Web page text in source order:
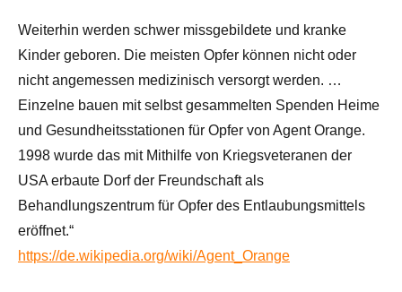
Weiterhin werden schwer missgebildete und kranke
Kinder geboren. Die meisten Opfer können nicht oder
nicht angemessen medizinisch versorgt werden. …
Einzelne bauen mit selbst gesammelten Spenden Heime
und Gesundheitsstationen für Opfer von Agent Orange.
1998 wurde das mit Mithilfe von Kriegsveteranen der
USA erbaute Dorf der Freundschaft als
Behandlungszentrum für Opfer des Entlaubungsmittels
eröffnet.“
https://de.wikipedia.org/wiki/Agent_Orange